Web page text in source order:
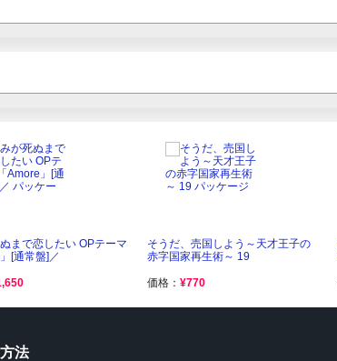
まで恋したい OPテーマ
[通常盤]／
そうだ、売国しよう～天才王子の
赤字国家再生術～ 19
価格： ¥770
法